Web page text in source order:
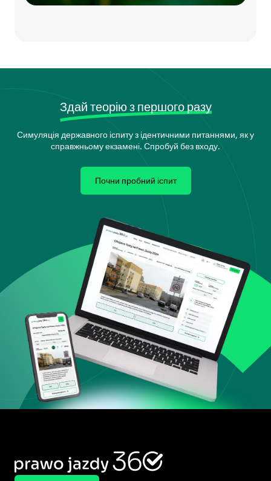
Здай теорію з першого разу
Симуляція державного іспиту з ідентичними питаннями, як у
справжньому екзамені. Спробуй без входу.
Почни пробний іспит